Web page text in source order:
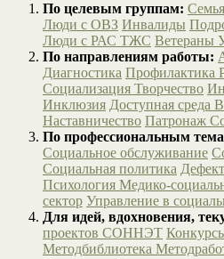
По целевым группам: Семья
Люди с ОВЗ Инвалиды
Люди с РАС ТЖС Ветераны
По направлениям работы:
Диагностика Профилактика
Социализация Творчество
Инклюзия Доступная среда
Наставничество Патронаж
По профессиональным
Социальное обслуживание
Социальная политика
Психология Медико-
сектор Управление в
Для идей, вдохновения,
проектов СОННЭТ
Методбиблиотека